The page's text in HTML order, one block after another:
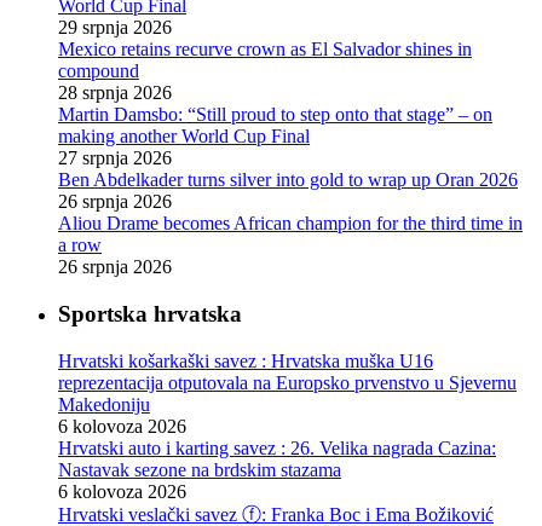
World Cup Final
29 srpnja 2026
Mexico retains recurve crown as El Salvador shines in
compound
28 srpnja 2026
Martin Damsbo: “Still proud to step onto that stage” – on
making another World Cup Final
27 srpnja 2026
Ben Abdelkader turns silver into gold to wrap up Oran 2026
26 srpnja 2026
Aliou Drame becomes African champion for the third time in
a row
26 srpnja 2026
Sportska hrvatska
Hrvatski košarkaški savez : Hrvatska muška U16
reprezentacija otputovala na Europsko prvenstvo u Sjevernu
Makedoniju
6 kolovoza 2026
Hrvatski auto i karting savez : 26. Velika nagrada Cazina:
Nastavak sezone na brdskim stazama
6 kolovoza 2026
Hrvatski veslački savez ⓕ: Franka Boc i Ema Božiković